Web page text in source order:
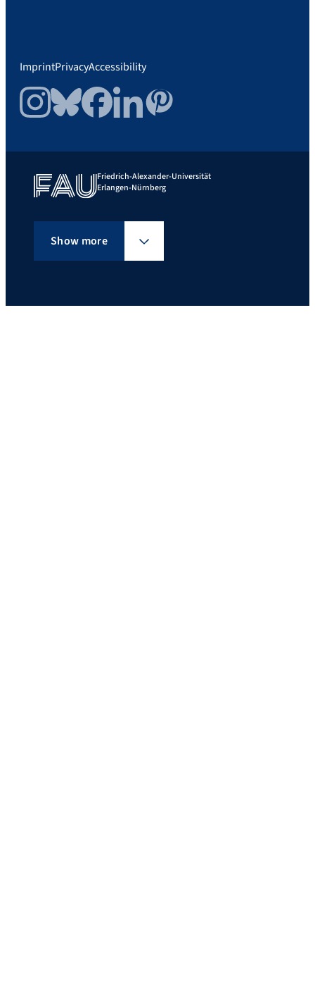
ImprintPrivacyAccessibility
InstagramBlueskyFacebookLinkedInPinterest
Friedrich-Alexander-Universität
Erlangen-Nürnberg
Show more